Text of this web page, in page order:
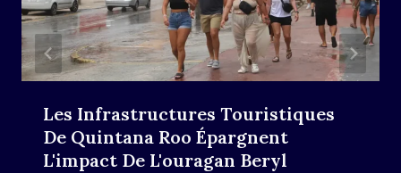
Les Infrastructures Touristiques
De Quintana Roo Épargnent
L'impact De L'ouragan Beryl